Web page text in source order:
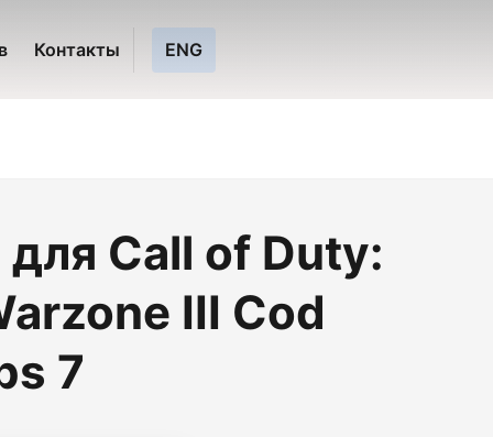
Контакты ENG
Call of Duty:
III Cod
7